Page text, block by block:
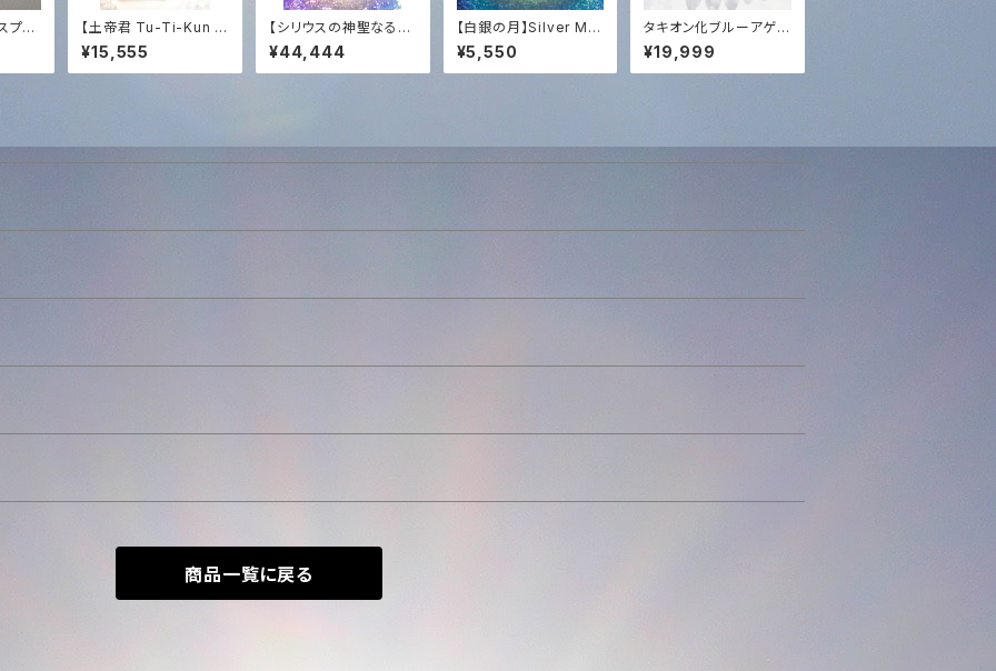
プロ
【土帝君 Tu-Ti-Kun /
15g】星と大地の錬金
術〜完全なる調和・深き
内なる森の覚醒〜
¥15,555
【シリウスの神聖なる大
宝】マスターサイズ・チン
ターマニストーン (10.5
g)｜至高の光のアンカ
¥44,444
【白銀の月】Silver Mo
on 432 (CD or HD音
源)｜女神の癒やし &
宇宙の基本周波数 432
¥5,550
タキオン化ブルーアゲ
ート&アクアマリンオリ
ジナルブレスレット✨
¥19,999
商品一覧に戻る